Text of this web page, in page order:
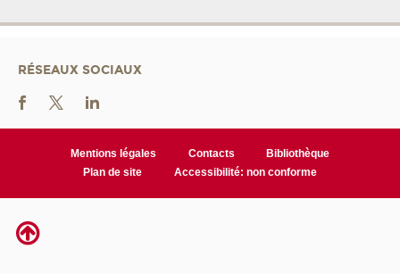
RÉSEAUX SOCIAUX
Mentions légales Contacts
Bibliothèque
Plan de site
Accessibilité: non conforme